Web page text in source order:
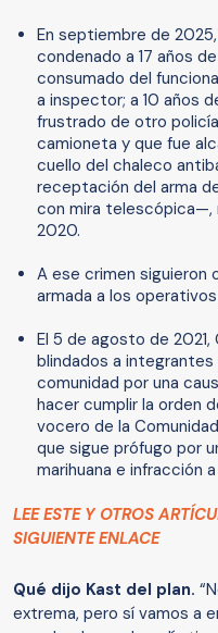
En septiembre de 2025,
condenado a 17 años
consumado del
a inspector; a 10 años
frustrado de otro
camioneta y que fue
cuello del chaleco
receptación del arma
con mira telescópica—,
2020.
A ese crimen
armada a los
El 5 de agosto de
blindados a integrantes
comunidad por una
hacer cumplir la orden
vocero de la
que sigue prófugo por
marihuana e infracción
LEE ESTE Y OTROS
SIGUIENTE ENLACE
Qué dijo Kast del plan.
extrema, pero sí vamos a